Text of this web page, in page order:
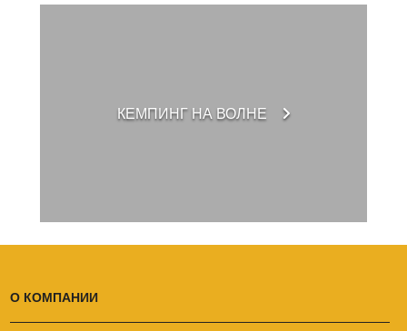
КЕМПИНГ НА ВОЛНЕ
О КОМПАНИИ